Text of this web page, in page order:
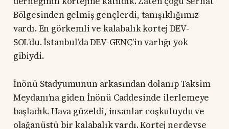
Bölgesinden gelmiş gençlerdi, tanışıklığımız
vardı. En görkemli ve kalabalık kortej DEV-
SOL’du. İstanbul’da DEV-GENÇ’in varlığı yok
gibiydi.
İnönü Stadyumunun arkasından dolanıp Taksim
Meydanı’na giden İnönü Caddesinde ilerlemeye
başladık. Hava güzeldi, insanlar coşkuluydu ve
olağanüstü bir kalabalık vardı. Kortej nerdeyse